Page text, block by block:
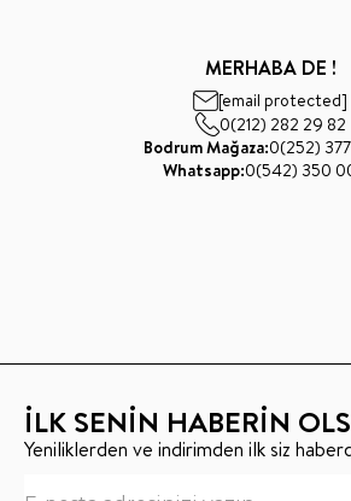
MERHABA DE !
[email protected]
0(212) 282 29 82
Bodrum Mağaza:0(252)
Whatsapp:0(542) 350
İLK SENİN HABERİN
Yeniliklerden ve indirimden ilk siz